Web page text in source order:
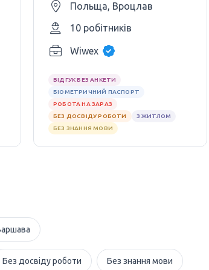
Польща, Вроцлав
10 робітників
Wiwex
ВІДГУК БЕЗ АНКЕТИ
БІОМЕТРИЧНИЙ ПАСПОРТ
РОБОТА НА ЗАРАЗ
БЕЗ ДОСВІДУ РОБОТИ
З ЖИТЛОМ
БЕЗ ЗНАННЯ МОВИ
Без досвіду роботи Без знання мови